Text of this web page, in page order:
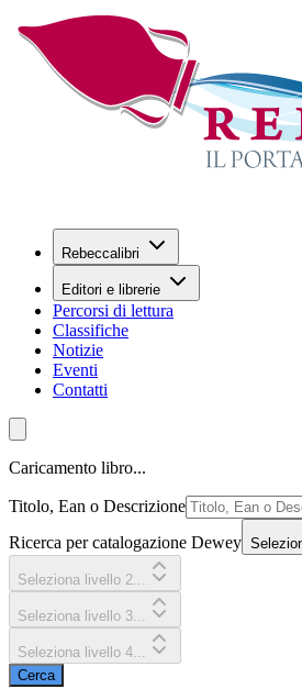
Rebeccalibri
Editori e librerie
Percorsi di lettura
Classifiche
Notizie
Eventi
Contatti
Caricamento libro...
Titolo, Ean o Descrizione
Ricerca per catalogazione Dewey
Seleziona livello 2...
Seleziona livello 3...
Seleziona livello 4...
Cerca